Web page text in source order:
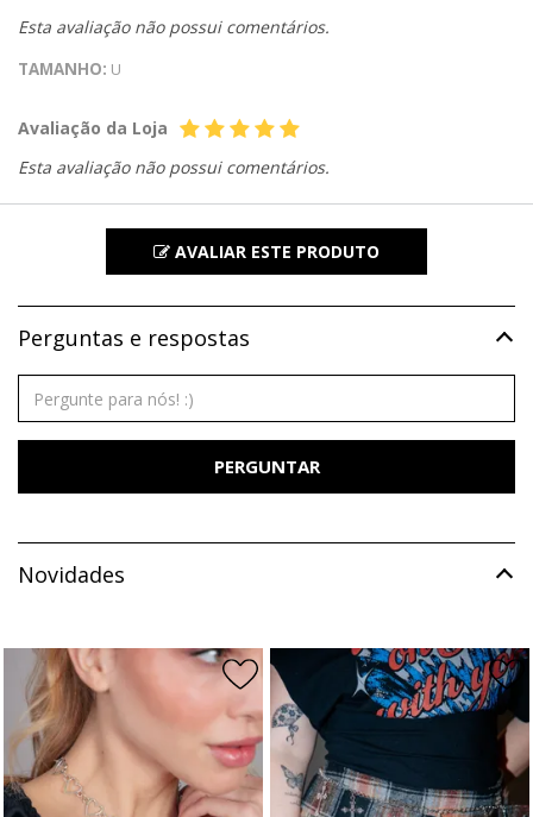
Esta avaliação não possui comentários.
TAMANHO: U
Avaliação da Loja
Esta avaliação não possui comentários.
AVALIAR ESTE PRODUTO
Perguntas e respostas
PERGUNTAR
Novidades